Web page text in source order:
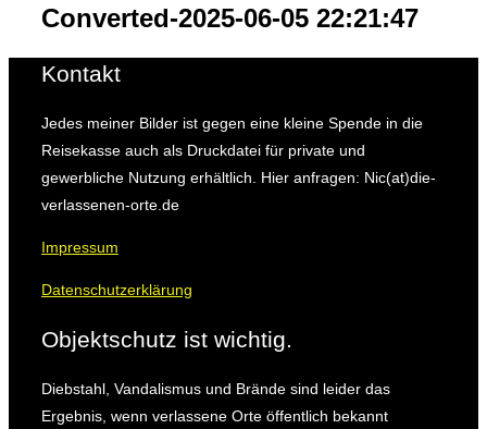
Converted-2025-06-05 22:21:47
Kontakt
Jedes meiner Bilder ist gegen eine kleine Spende in die
Reisekasse auch als Druckdatei für private und
gewerbliche Nutzung erhältlich. Hier anfragen: Nic(at)die-
verlassenen-orte.de
Impressum
Datenschutzerklärung
Objektschutz ist wichtig.
Diebstahl, Vandalismus und Brände sind leider das
Ergebnis, wenn verlassene Orte öffentlich bekannt